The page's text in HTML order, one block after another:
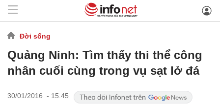
Đời sống
Quảng Ninh: Tìm thấy thi thể công
nhân cuối cùng trong vụ sạt lở đá
30/01/2016 - 15:45